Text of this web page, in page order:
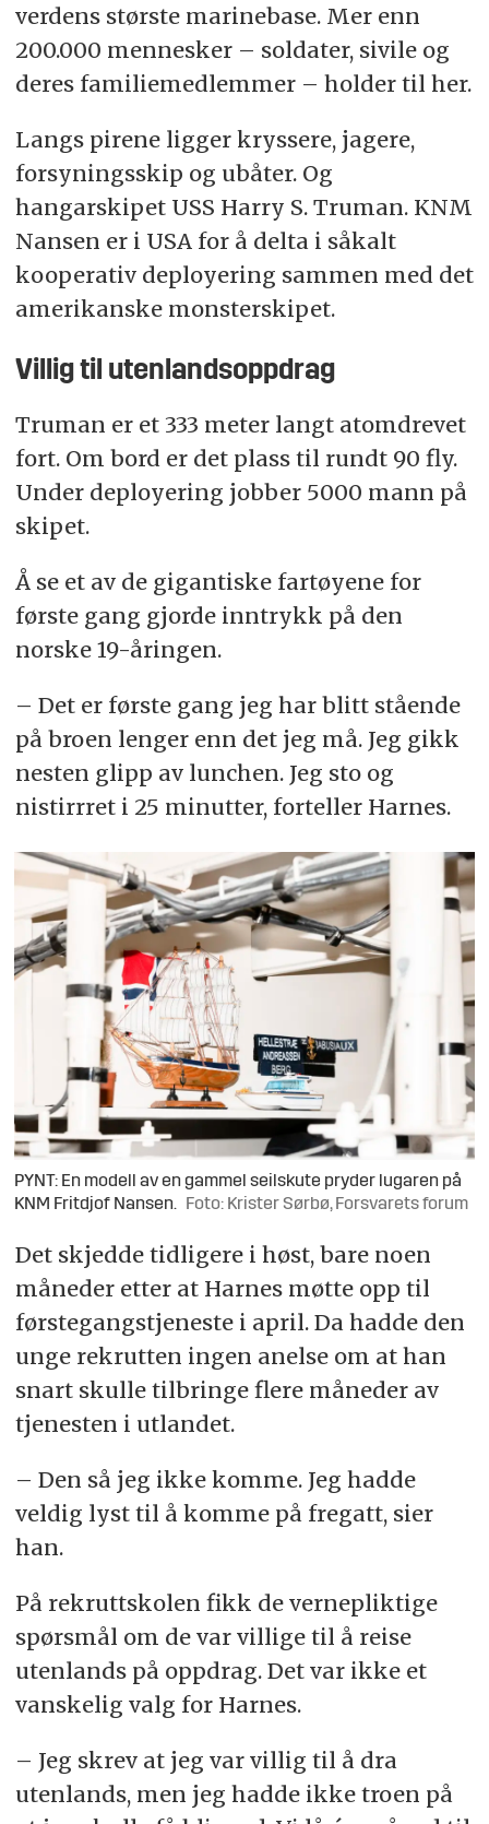
verdens største marinebase. Mer enn
200.000 mennesker – soldater, sivile og
deres familiemedlemmer – holder til her.
Langs pirene ligger kryssere, jagere,
forsyningsskip og ubåter. Og
hangarskipet USS Harry S. Truman. KNM
Nansen er i USA for å delta i såkalt
kooperativ deployering sammen med det
amerikanske monsterskipet.
Villig til utenlandsoppdrag
Truman er et 333 meter langt atomdrevet
fort. Om bord er det plass til rundt 90 fly.
Under deployering jobber 5000 mann på
skipet.
Å se et av de gigantiske fartøyene for
første gang gjorde inntrykk på den
norske 19-åringen.
– Det er første gang jeg har blitt stående
på broen lenger enn det jeg må. Jeg gikk
nesten glipp av lunchen. Jeg sto og
nistirrret i 25 minutter, forteller Harnes.
PYNT: En modell av en gammel seilskute pryder lugaren på
KNM Fritdjof Nansen. Foto: Krister Sørbø, Forsvarets forum
Det skjedde tidligere i høst, bare noen
måneder etter at Harnes møtte opp til
førstegangstjeneste i april. Da hadde den
unge rekrutten ingen anelse om at han
snart skulle tilbringe flere måneder av
tjenesten i utlandet.
– Den så jeg ikke komme. Jeg hadde
veldig lyst til å komme på fregatt, sier
han.
På rekruttskolen fikk de vernepliktige
spørsmål om de var villige til å reise
utenlands på oppdrag. Det var ikke et
vanskelig valg for Harnes.
– Jeg skrev at jeg var villig til å dra
utenlands, men jeg hadde ikke troen på